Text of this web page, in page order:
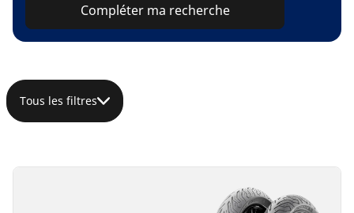
Compléter ma recherche
Tous les filtres